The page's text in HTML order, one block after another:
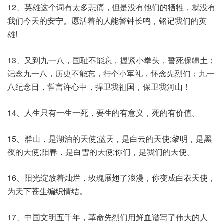
12、英雄这个词有太多悲痛，但是没有他们的牺牲，就没有
我们今天的安宁。愿活着的人能警钟长鸣，铭记我们的英
雄!
13、又到九一八，国耻不能忘，握紧小拳头，誓死保疆土；
记念九一八，历史不能忘，行个小军礼，怀念先烈们；九一
八纪念日，誓言许心中，捍卫我祖国，保卫我河山！
14、人生只有一生一死，要生的有意义，死的有价值。
15、群山，是湖泊的天使;蓝天，是白云的天使;黎明，是黑
夜的天使;阳春，是白雪的天使;你们，是我们的天使。
16、阳光绽放着灿烂，玫瑰展翅了浪漫，你变成白衣天使，
为天下苍生编织情结。
17、中国文明五千年，革命先烈们用鲜血谱写了伟大的人